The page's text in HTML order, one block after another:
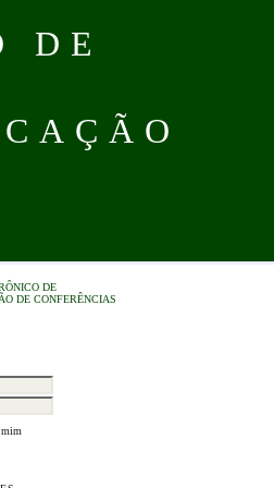
DE
DE
DE CONFERÊNCIAS
mim